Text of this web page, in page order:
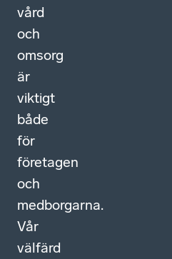
vård
och
omsorg
är
viktigt
både
för
företagen
och
medborgarna.
Vår
välfärd